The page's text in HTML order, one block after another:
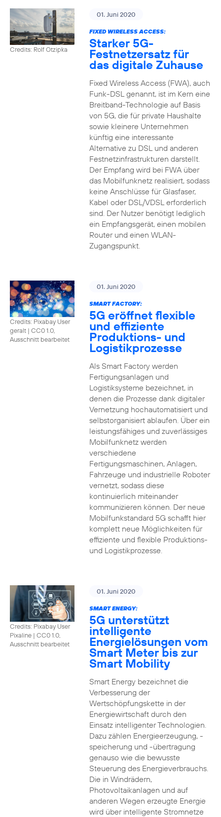
Credits: Rolf Otzipka
01. Juni 2020
FIXED WIRELESS ACCESS:
Starker 5G-
Festnetzersatz für
das digitale Zuhause
Fixed Wireless Access (FWA), auch
Funk-DSL genannt, ist im Kern eine
Breitband-Technologie auf Basis
von 5G, die für private Haushalte
sowie kleinere Unternehmen
künftig eine interessante
Alternative zu DSL und anderen
Festnetzinfrastrukturen darstellt.
Der Empfang wird bei FWA über
das Mobilfunknetz realisiert, sodass
keine Anschlüsse für Glasfaser,
Kabel oder DSL/VDSL erforderlich
sind. Der Nutzer benötigt lediglich
ein Empfangsgerät, einen mobilen
Router und einen WLAN-
Zugangspunkt.
Credits: Pixabay User
geralt | CC0 1.0,
Ausschnitt bearbeitet
01. Juni 2020
SMART FACTORY:
5G eröffnet flexible
und effiziente
Produktions- und
Logistikprozesse
Als Smart Factory werden
Fertigungsanlagen und
Logistiksysteme bezeichnet, in
denen die Prozesse dank digitaler
Vernetzung hochautomatisiert und
selbstorganisiert ablaufen. Über ein
leistungsfähiges und zuverlässiges
Mobilfunknetz werden
verschiedene
Fertigungsmaschinen, Anlagen,
Fahrzeuge und industrielle Roboter
vernetzt, sodass diese
kontinuierlich miteinander
kommunizieren können. Der neue
Mobilfunkstandard 5G schafft hier
komplett neue Möglichkeiten für
effiziente und flexible Produktions-
und Logistikprozesse.
Credits: Pixabay User
Pixaline | CC0 1.0,
Ausschnitt bearbeitet
01. Juni 2020
SMART ENERGY:
5G unterstützt
intelligente
Energielösungen vom
Smart Meter bis zur
Smart Mobility
Smart Energy bezeichnet die
Verbesserung der
Wertschöpfungskette in der
Energiewirtschaft durch den
Einsatz intelligenter Technologien.
Dazu zählen Energieerzeugung, -
speicherung und -übertragung
genauso wie die bewusste
Steuerung des Energieverbrauchs.
Die in Windrädern,
Photovoltaikanlagen und auf
anderen Wegen erzeugte Energie
wird über intelligente Stromnetze